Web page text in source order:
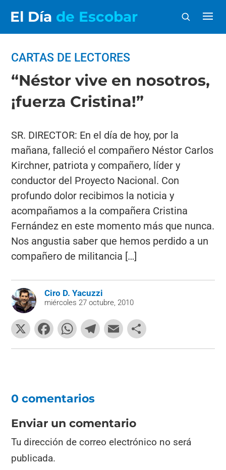
El Día de Escobar
CARTAS DE LECTORES
“Néstor vive en nosotros,
¡fuerza Cristina!”
SR. DIRECTOR: En el día de hoy, por la
mañana, falleció el compañero Néstor Carlos
Kirchner, patriota y compañero, líder y
conductor del Proyecto Nacional. Con
profundo dolor recibimos la noticia y
acompañamos a la compañera Cristina
Fernández en este momento más que nunca.
Nos angustia saber que hemos perdido a un
compañero de militancia […]
Ciro D. Yacuzzi
miércoles 27 octubre, 2010
X
F
a
b
o
o
k
W
h
A
p
p
T
el
E
m o
0 comentarios
Enviar un comentario
Tu dirección de correo electrónico no será
publicada.